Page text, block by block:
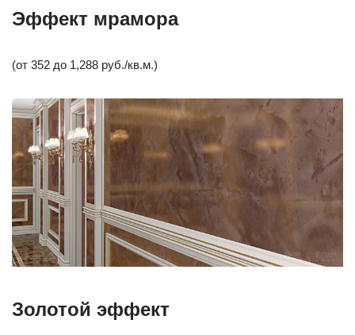
Эффект мрамора
(от 352 до 1,288 руб./кв.м.)
Золотой эффект